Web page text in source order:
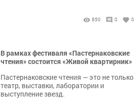
850 0 0
В рамках фестиваля «Пастернаковские
чтения» состоится «Живой квартирник»
Пастернаковские чтения — это не только
театр, выставки, лаборатории и
выступление звезд.